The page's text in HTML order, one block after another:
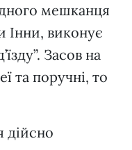
мешканця
Інни, виконує
Засов на
та поручні, то
дійсно